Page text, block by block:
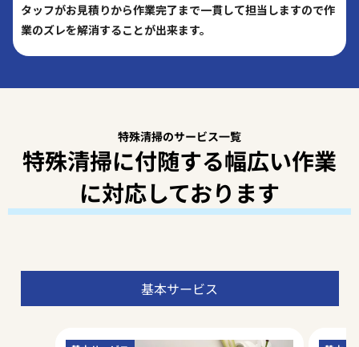
タッフがお見積りから作業完了まで一貫して担当しますので作
業のズレを解消することが出来ます。
特殊清掃のサービス一覧
特殊清掃に付随する幅広い作業
に対応しております
基本サービス